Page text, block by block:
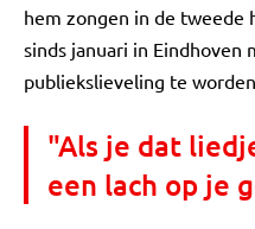
hem zongen in de tweede
sinds januari in Eindhoven
publiekslieveling te
"Als je dat
een lach op je